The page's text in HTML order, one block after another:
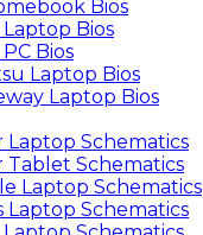
Bios
Bios
Bios
Laptop Bios
Laptop Bios
Laptop Schematics
Tablet Schematics
Laptop Schematics
Laptop Schematics